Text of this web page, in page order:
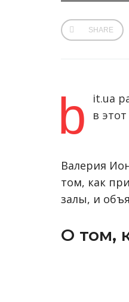
SHARE
b
it.ua
в
Валерия
том, как
залы, и
О том,